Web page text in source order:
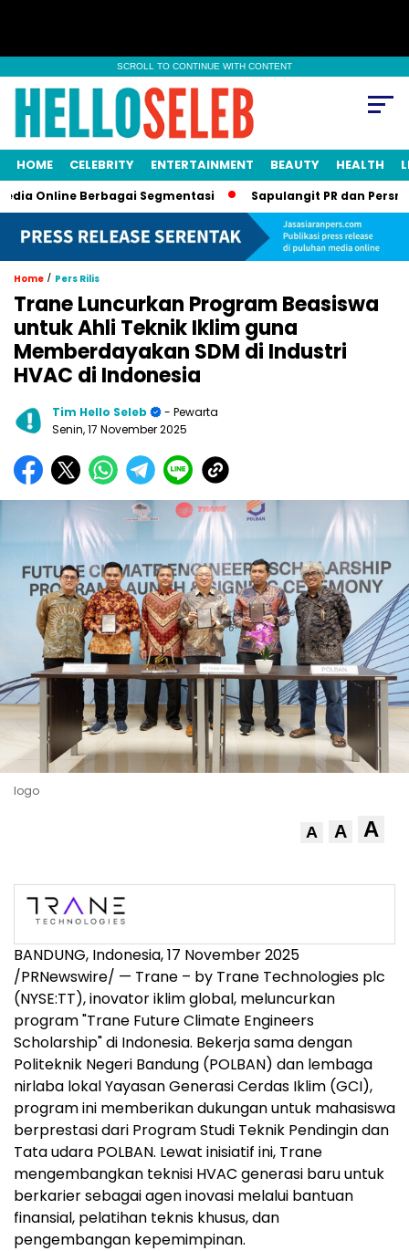
SCROLL TO CONTINUE WITH CONTENT
HOME CELEBRITY ENTERTAINMENT BEAUTY HEALTH
Berbagai Segmentasi Sapulangit PR dan Persrilis.com
Home / Pers Rilis
Trane Luncurkan Program Beasiswa
untuk Ahli Teknik Iklim guna
Memberdayakan SDM di Industri
HVAC di Indonesia
Tim Hello Seleb
- Pewarta
Senin, 17 November 2025
logo
A A A
BANDUNG, Indonesia,17 November 2025
/PRNewswire/ — Trane – by Trane Technologies plc
(NYSE:TT), inovator iklim global, meluncurkan
program "Trane Future Climate Engineers
Scholarship" di Indonesia. Bekerja sama dengan
Politeknik Negeri Bandung (POLBAN) dan lembaga
nirlaba lokal Yayasan Generasi Cerdas Iklim (GCI),
program ini memberikan dukungan untuk mahasiswa
berprestasi dari Program Studi Teknik Pendingin dan
Tata udara POLBAN. Lewat inisiatif ini, Trane
mengembangkan teknisi HVAC generasi baru untuk
berkarier sebagai agen inovasi melalui bantuan
finansial, pelatihan teknis khusus, dan
pengembangan kepemimpinan.